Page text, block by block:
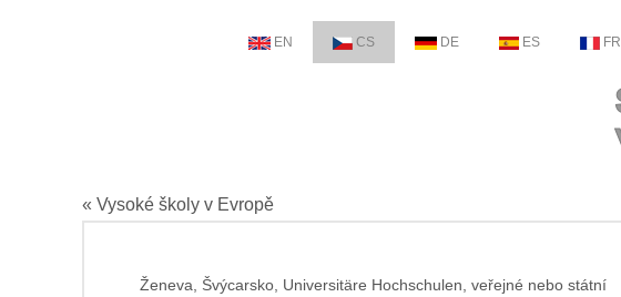
EN CS DE ES FR
« Vysoké školy v Evropě
Ženeva, Švýcarsko, Universitäre Hochschulen, veřejné nebo státní